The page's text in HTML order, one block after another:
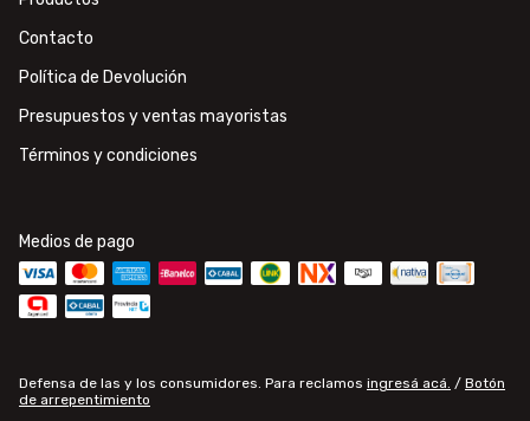
Contacto
Política de Devolución
Presupuestos y ventas mayoristas
Términos y condiciones
Medios de pago
Defensa de las y los consumidores. Para reclamos ingresá acá. / Botón
de arrepentimiento